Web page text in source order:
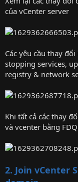
của vCenter server
Các yêu cầu thay
stopping services,
registry & network
Khi tất cả các thay
và vcenter bằng
2. Join vCenter